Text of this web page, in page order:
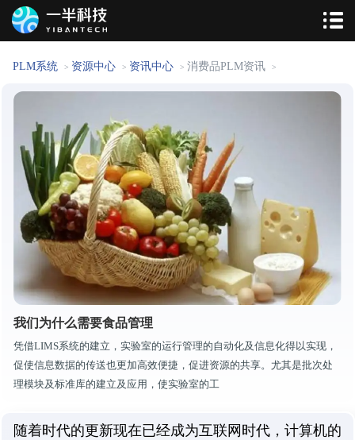
PLM系统 > 资源中心 > 资讯中心 > 消费品PLM资讯 >
我们为什么需要食品管理
凭借LIMS系统的建立，实验室的运行管理的自动化及信息化得以实现，
促使信息数据的传送也更加高效便捷，促进资源的共享。尤其是批次处
理模块及标准库的建立及应用，使实验室的工
随着时代的更新现在已经成为互联网时代，计算机的